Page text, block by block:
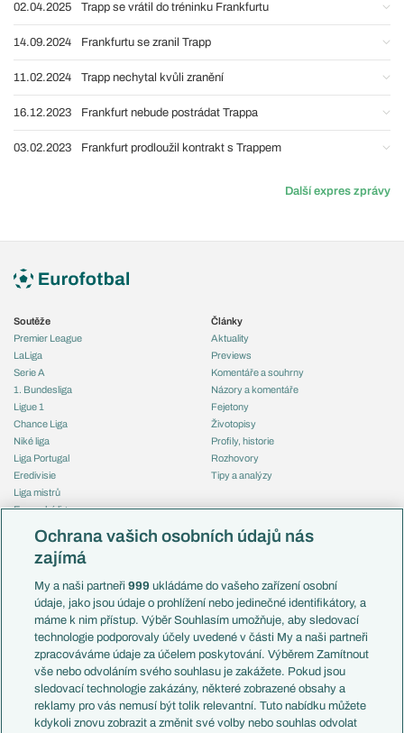
02.04.2025 Trapp se vrátil do tréninku Frankfurtu
14.09.2024 Frankfurtu se zranil Trapp
11.02.2024 Trapp nechytal kvůli zranění
16.12.2023 Frankfurt nebude postrádat Trappa
03.02.2023 Frankfurt prodloužil kontrakt s Trappem
Další expres zprávy
Soutěže
Premier League
LaLiga
Serie A
1. Bundesliga
Ligue 1
Chance Liga
Niké liga
Liga Portugal
Eredivisie
Liga mistrů
Evropská liga
Mistrovství světa
Liga národů
Témata
Představení týmů MS
EuroSkauting
PL v kostce
Evropské koeficienty
Přestupy
Přestupové spekulace
Zranění
Články
Aktuality
Previews
Komentáře a souhrny
Názory a komentáře
Fejetony
Životopisy
Profily, historie
Rozhovory
Tipy a analýzy
Česko
Francie
Itálie
Německo
Španělsko
Argentina
Brazílie
Přestupy
Zápasy
Ochrana vašich osobních údajů nás
zajímá
My a naši partneři999 ukládáme do vašeho zařízení osobní
údaje, jako jsou údaje o prohlížení nebo jedinečné identifikátory, a
máme k nim přístup. Výběr Souhlasím umožňuje, aby sledovací
technologie podporovaly účely uvedené v části My a naši partneři
zpracováváme údaje za účelem poskytování. Výběrem Zamítnout
vše nebo odvoláním svého souhlasu je zakážete. Pokud jsou
sledovací technologie zakázány, některé zobrazené obsahy a
reklamy pro vás nemusí být tolik relevantní. Tuto nabídku můžete
kdykoli znovu zobrazit a změnit své volby nebo souhlas odvolat